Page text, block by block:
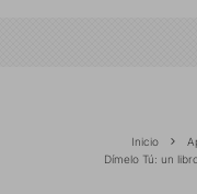
Inicio
Dímelo Tú: un